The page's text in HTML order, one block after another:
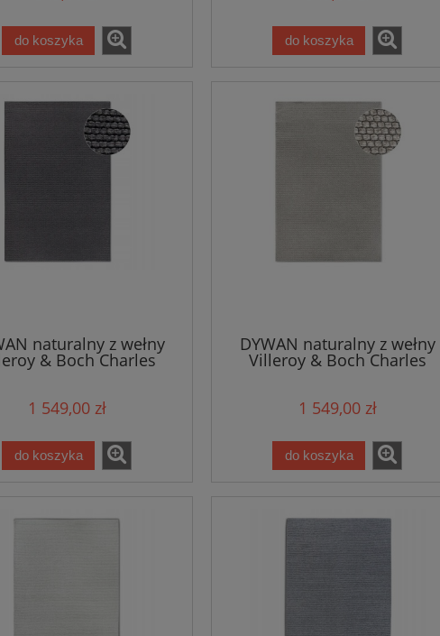
do koszyka do koszyka
naturalny z wełny
& Boch Charles
w kolorze
1 549,00 zł
do koszyka
DYWAN naturalny z wełny
Villeroy & Boch Charles
160x230cm w kolorze szarym,
1 549,00 zł
do koszyka